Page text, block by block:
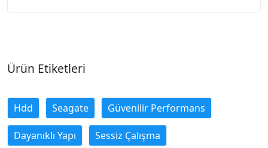
Ürün Etiketleri
Hdd Seagate Güvenilir Performans
Dayanıklı Yapı Sessiz Çalışma